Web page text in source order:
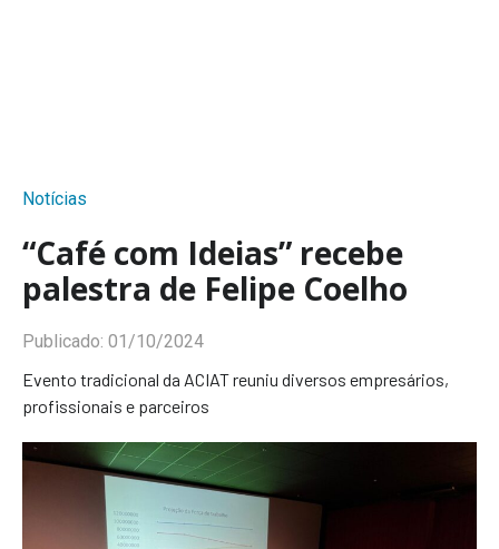
Notícias
“Café com Ideias” recebe
palestra de Felipe Coelho
Publicado: 01/10/2024
Evento tradicional da ACIAT reuniu diversos empresários,
profissionais e parceiros